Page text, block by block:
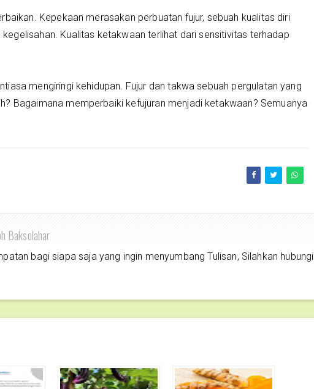
Kepekaan merasakan perbuatan fujur, sebuah kualitas diri
Kualitas ketakwaan terlihat dari sensitivitas terhadap
mengiringi kehidupan. Fujur dan takwa sebuah pergulatan yang
Bagaimana memperbaiki kefujuran menjadi ketakwaan? Semuanya
Baksolahar
bagi siapa saja yang ingin menyumbang Tulisan, Silahkan hubungi